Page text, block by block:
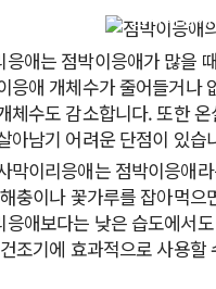
점박이응
응애는 점박이응애가 많을
응애 개체수가 줄어들거나
체수도 감소합니다. 또한
아남기 어려운 단점이 있습
막이리응애는 점박이응애
충이나 꽃가루를 잡아먹으
응애보다는 낮은 습도에서
조기에 효과적으로 사용할